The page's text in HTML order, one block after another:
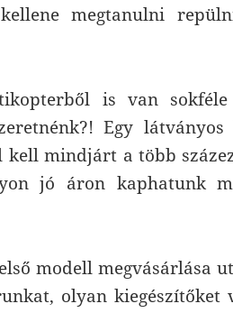
megtanulni
is van sokféle
Egy látványos
kell mindjárt a több
jó áron kaphatunk
modell megvásárlása
olyan kiegészítőket